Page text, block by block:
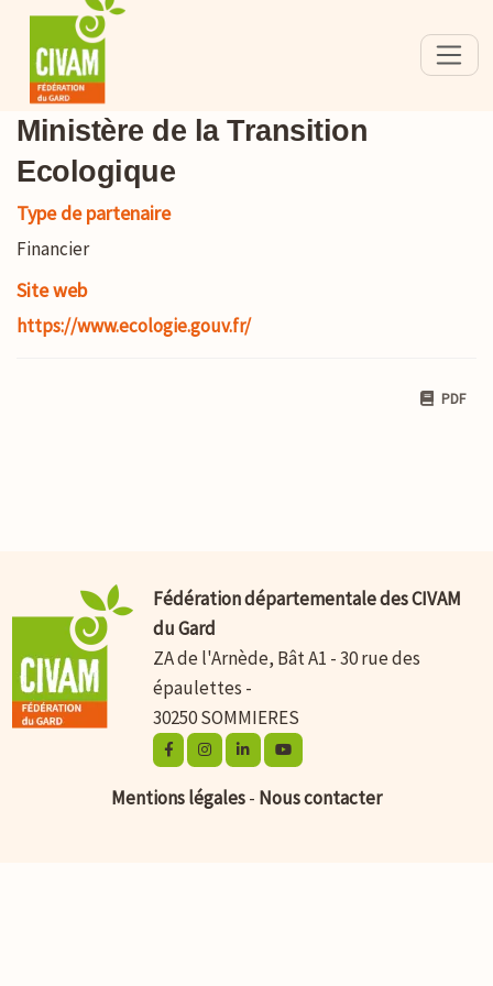
Ministère de la Transition
Ecologique
Type de partenaire
Financier
Site web
https://www.ecologie.gouv.fr/
PDF
Fédération départementale des CIVAM
du Gard
ZA de l'Arnède, Bât A1 - 30 rue des
épaulettes -
30250 SOMMIERES
Mentions légales- Nous contacter